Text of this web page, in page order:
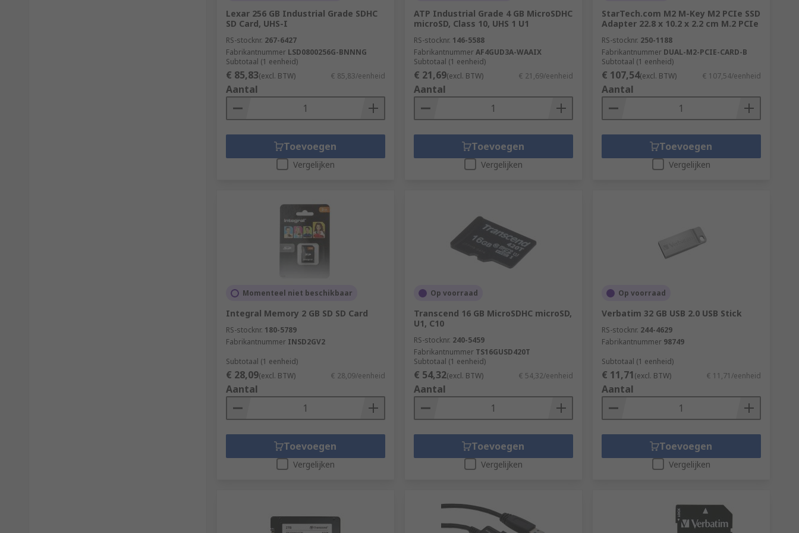
Lexar 256 GB Industrial Grade SDHC
SD Card, UHS-I
RS-stocknr. 267-6427
Fabrikantnummer LSD0800256G-BNNNG
Subtotaal (1 eenheid)
€ 85,83(excl. BTW) € 85,83/eenheid
Aantal
Toevoegen
Vergelijken
ATP Industrial Grade 4 GB MicroSDHC
microSD, Class 10, UHS 1 U1
RS-stocknr. 146-5588
FabrikantnummerAF4GUD3A-WAAIX
Subtotaal (1 eenheid)
€ 21,69(excl. BTW) € 21,69/eenheid
Aantal
Toevoegen
Vergelijken
StarTech.com M2 M-Key M2 PCIe SSD
Adapter 22.8 x 10.2 x 2.2 cm M.2 PCIe
RS-stocknr. 250-1188
Fabrikantnummer DUAL-M2-PCIE-CARD-B
Subtotaal (1 eenheid)
€ 107,54(excl. BTW) € 107,54/eenheid
Aantal
Toevoegen
Vergelijken
Momenteel niet beschikbaar
Integral Memory 2 GB SD SD Card
RS-stocknr. 180-5789
Fabrikantnummer INSD2GV2
Subtotaal (1 eenheid)
€ 28,09(excl. BTW) € 28,09/eenheid
Aantal
Toevoegen
Vergelijken
Op voorraad
Transcend 16 GB MicroSDHC microSD,
U1, C10
RS-stocknr. 240-5459
Fabrikantnummer TS16GUSD420T
Subtotaal (1 eenheid)
€ 54,32(excl. BTW) € 54,32/eenheid
Aantal
Toevoegen
Vergelijken
Op voorraad
Verbatim 32 GB USB 2.0 USB Stick
RS-stocknr. 244-4629
Fabrikantnummer 98749
Subtotaal (1 eenheid)
€ 11,71(excl. BTW) € 11,71/eenheid
Aantal
Toevoegen
Vergelijken